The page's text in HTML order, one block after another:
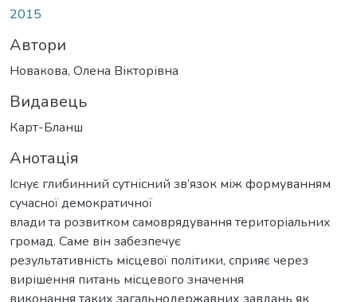
2015
Автори
Новакова, Олена Вікторівна
Видавець
Карт-Бланш
Анотація
Існує глибинний сутнісний зв’язок між формуванням
сучасної демократичної
влади та розвитком самоврядування територіальних
громад. Саме він забезпечує
результативність місцевої політики, сприяє через
вирішення питань місцевого значення